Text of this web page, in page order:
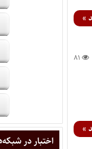
»
۸۱
»
اختبار در